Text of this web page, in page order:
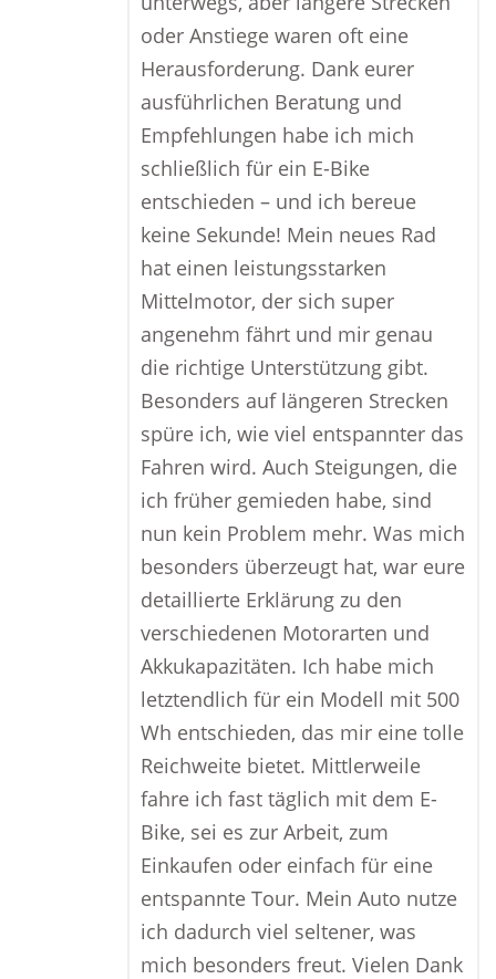
oder Anstiege waren oft eine
Herausforderung. Dank eurer
ausführlichen Beratung und
Empfehlungen habe ich mich
schließlich für ein E-Bike
entschieden – und ich bereue
keine Sekunde! Mein neues Rad
hat einen leistungsstarken
Mittelmotor, der sich super
angenehm fährt und mir genau
die richtige Unterstützung gibt.
Besonders auf längeren Strecken
spüre ich, wie viel entspannter das
Fahren wird. Auch Steigungen, die
ich früher gemieden habe, sind
nun kein Problem mehr. Was mich
besonders überzeugt hat, war eure
detaillierte Erklärung zu den
verschiedenen Motorarten und
Akkukapazitäten. Ich habe mich
letztendlich für ein Modell mit 500
Wh entschieden, das mir eine tolle
Reichweite bietet. Mittlerweile
fahre ich fast täglich mit dem E-
Bike, sei es zur Arbeit, zum
Einkaufen oder einfach für eine
entspannte Tour. Mein Auto nutze
ich dadurch viel seltener, was
mich besonders freut. Vielen Dank